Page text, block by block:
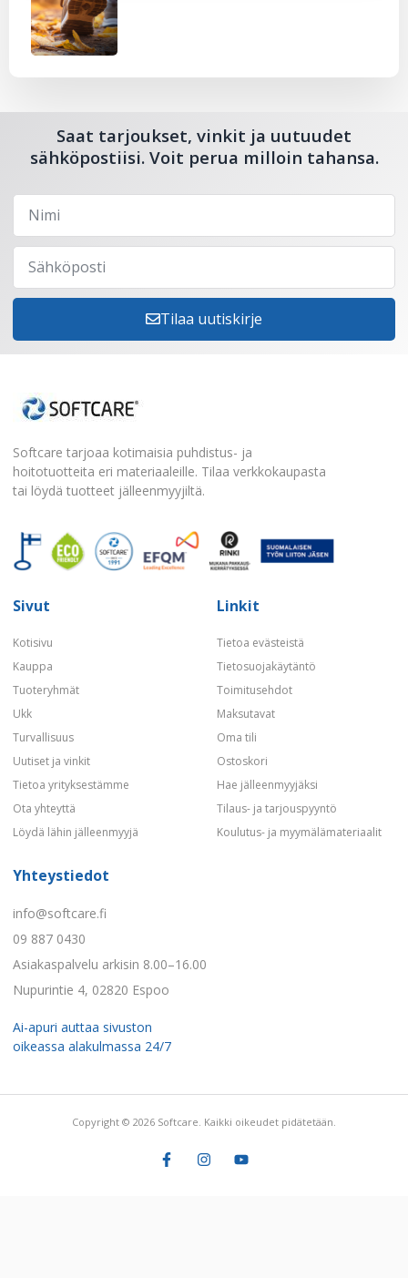
Saat tarjoukset, vinkit ja uutuudet
sähköpostiisi. Voit perua milloin tahansa.
Tilaa uutiskirje
Softcare tarjoaa kotimaisia puhdistus- ja
hoitotuotteita eri materiaaleille. Tilaa verkkokaupasta
tai löydä tuotteet jälleenmyyjiltä.
Sivut
Kotisivu
Kauppa
Tuoteryhmät
Ukk
Turvallisuus
Uutiset ja vinkit
Tietoa yrityksestämme
Ota yhteyttä
Löydä lähin jälleenmyyjä
Linkit
Tietoa evästeistä
Tietosuojakäytäntö
Toimitusehdot
Maksutavat
Oma tili
Ostoskori
Hae jälleenmyyjäksi
Tilaus- ja tarjouspyyntö
Koulutus- ja myymälämateriaalit
Yhteystiedot
info@softcare.fi
09 887 0430
Asiakaspalvelu arkisin 8.00–16.00
Nupurintie 4, 02820 Espoo
Ai-apuri auttaa sivuston
oikeassa alakulmassa 24/7
Copyright © 2026 Softcare. Kaikki oikeudet pidätetään.